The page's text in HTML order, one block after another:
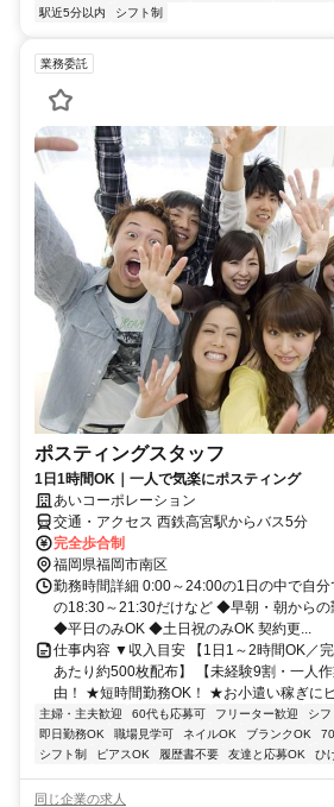
駅近5分以内
シフト制
業務委託
ポスティングスタッフ
1日1時間OK｜一人で気楽にポスティング
あいコーポレーション
交通・アクセス 西鉄高宮駅からバス5分
完全歩合制
福岡県福岡市南区
勤務時間詳細 0:00～24:00の1日の中で自分
の18:30～21:30だけなど ◆早朝・朝からの
◆平日のみOK ◆土日祝のみOK 契約更...
仕事内容 ▼収入目安 【1日1～2時間OK／
あたり約500枚配布】 【未経験9割・一人
由！ ★短時間勤務OK！ ★お小遣い稼ぎに
主婦・主夫歓迎 60代も応募可 フリーター歓迎 シフ
即日勤務OK
職場見学可 ネイルOK ブランクOK
シフト制
ピアスOK 履歴書不要 友達と応募OK ひ
同じ企業の求人